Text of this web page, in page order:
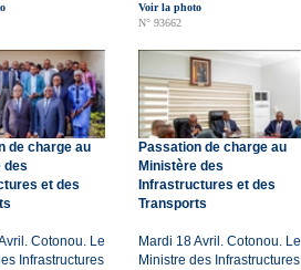
Voir la photo
N° 93662
de charge au
des
et des
Cotonou. Le
Infrastructures
Passation de charge au
Ministère des
Infrastructures et des
Transports
Mardi 18 Avril. Cotonou. Le
Ministre des Infrastructures